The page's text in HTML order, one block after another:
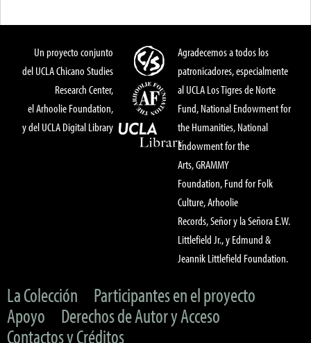
Un proyecto conjunto
del UCLA Chicano Studies
Research Center,
el Arhoolie Foundation,
y del UCLA Digital Library
Agradecemos a todos los
patronicadores, especialmente
al UCLA Los Tigres de Norte
Fund, National Endowment for
the Humanities, National
Endowment for the
Arts, GRAMMY
Foundation, Fund for Folk
Culture, Arhoolie
Records, Señor y la Señora E.W.
Littlefield Jr., y Edmund &
Jeannik Littlefield Foundation.
La Colección
Participantes en el proyecto
Apoyo
Derechos de Autor y Acceso
Contactos y Créditos